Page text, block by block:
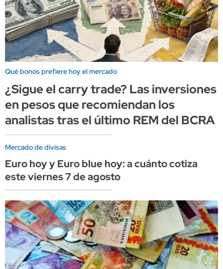
Qué bonos prefiere hoy el mercado
¿Sigue el carry trade? Las inversiones
en pesos que recomiendan los
analistas tras el último REM del BCRA
Mercado de divisas
Euro hoy y Euro blue hoy: a cuánto cotiza
este viernes 7 de agosto